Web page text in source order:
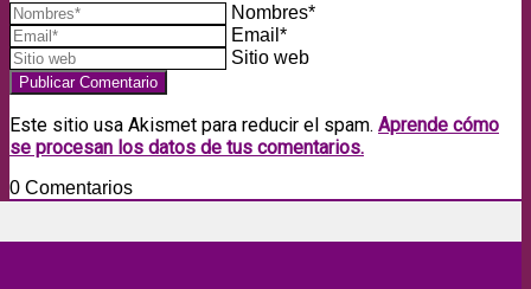
Nombres*
Email*
Sitio web
Este sitio usa Akismet para reducir el spam. Aprende cómo
se procesan los datos de tus comentarios.
0 Comentarios